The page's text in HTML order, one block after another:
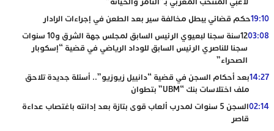
19:10حكم قضائي يبطل مخالفة سير بعد الطعن في إجراءات الرادار
03:08
12سنة سجنا لبعيوي الرئيس السابق لمجلس جهة الشرق و10 سنوات
سجنا للناصري الرئيس السابق للوداد الرياضي في قضية “إسكوبار
الصحراء”
14:27بعد أحكام السجن في قضية “دانييل زيوزيو”.. أسئلة جديدة تلاحق
ملف اختلاسات بنك “UBM” بتطوان
02:14
السجن 5 سنوات لمدرب ألعاب قوى بتازة بعد إدانته باغتصاب عداءة
قاصر